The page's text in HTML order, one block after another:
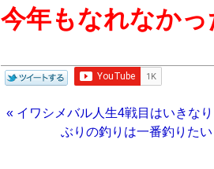
今年もなれなかっ
« イワシメバル人生4戦目はいきな
ぶりの釣りは一番釣りた